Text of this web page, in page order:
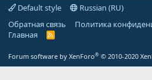
Default style
Russian (RU)
Обратная связь
Политика
Главная
R
Forum software by XenForo® © 2010-2020